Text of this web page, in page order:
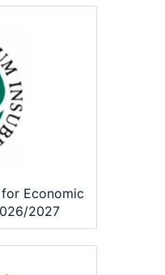
Economic
2027